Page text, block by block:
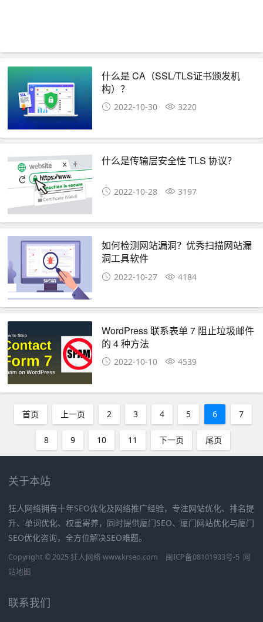
什么是 CA（SSL/TLS证书颁发机
构）？
2022-10-30 3220
什么是传输层安全性 TLS 协议？
2022-10-28 3197
如何检测网站漏洞？优秀扫描网站漏
洞工具软件
2022-10-27 4184
WordPress 联系表单 7 阻止垃圾邮件
的 4 种方法
2022-10-10 4539
首页 上一页 2 3 4 5 6 7
8 9 10 11 下一页 尾页
关于本站
狂人网络拥有十年SEO优化及网络推广经验，专注网站优化、排名提
升、单词优化、权重寄养，同时提供厦门SEO、厦门网站优化与厦门
SEO优化咨询，全方位解决SEO难题。
Copyright © 2025 狂人网络 www.krseo.com 闽ICP备08101933号-5 网
站地图
联系我们